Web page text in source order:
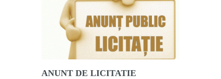
ANUNT DE LICITATIE